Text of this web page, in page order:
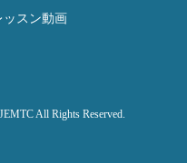
スン動画
All Rights Reserved.